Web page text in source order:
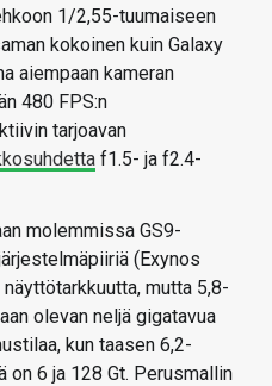
1/2,55-tuumaiseen
kokoinen kuin Galaxy
aiempaan kameran
480 FPS:n
tarjoavan
f1.5- ja f2.4-
molemmissa GS9-
(Exynos
mutta 5,8-
olevan neljä gigatavua
kun taasen 6,2-
6 ja 128 Gt. Perusmallin